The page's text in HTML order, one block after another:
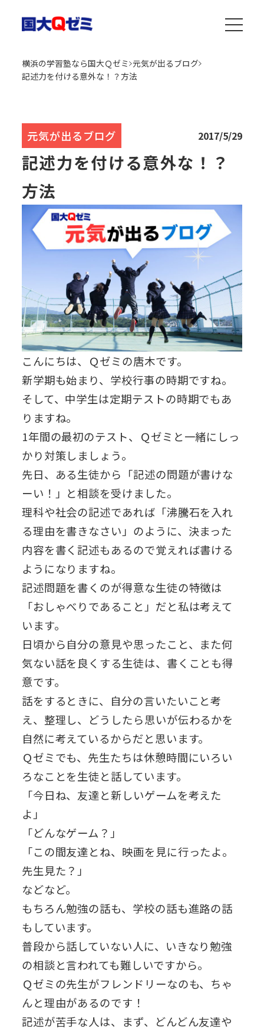
横浜の学習塾なら国大Ｑゼミ 元気が出るブログ
記述力を付ける意外な！？方法
元気が出るブログ 2017/5/29
記述力を付ける意外な！？
方法
こんにちは、Ｑゼミの唐木です。
新学期も始まり、学校行事の時期ですね。
そして、中学生は定期テストの時期でもあ
りますね。
1年間の最初のテスト、Ｑゼミと一緒にしっ
かり対策しましょう。
先日、ある生徒から「記述の問題が書けな
ーい！」と相談を受けました。
理科や社会の記述であれば「沸騰石を入れ
る理由を書きなさい」のように、決まった
内容を書く記述もあるので覚えれば書ける
ようになりますね。
記述問題を書くのが得意な生徒の特徴は
「おしゃべりであること」だと私は考えて
います。
日頃から自分の意見や思ったこと、また何
気ない話を良くする生徒は、書くことも得
意です。
話をするときに、自分の言いたいこと考
え、整理し、どうしたら思いが伝わるかを
自然に考えているからだと思います。
Ｑゼミでも、先生たちは休憩時間にいろい
ろなことを生徒と話しています。
「今日ね、友達と新しいゲームを考えた
よ」
「どんなゲーム？」
「この間友達とね、映画を見に行ったよ。
先生見た？」
などなど。
もちろん勉強の話も、学校の話も進路の話
もしています。
普段から話していない人に、いきなり勉強
の相談と言われても難しいですから。
Ｑゼミの先生がフレンドリーなのも、ちゃ
んと理由があるのです！
記述が苦手な人は、まず、どんどん友達や